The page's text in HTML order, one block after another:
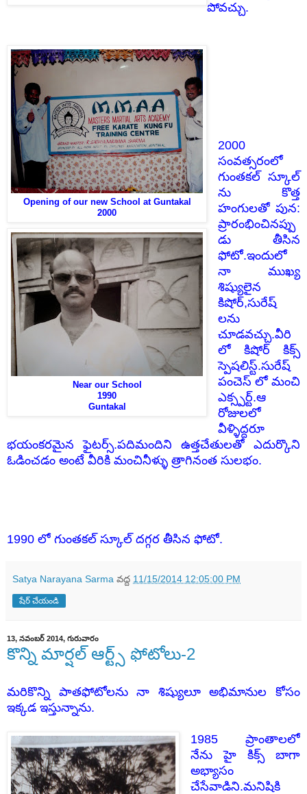
పోవచ్చు.
Opening of our new School at Guntakal
2000
Near our School
1990
Guntakal
2000
సంవత్సరంలో
గుంతకల్ స్కూల్
ను కొత్త
హంగులతో పున:
ప్రారంభించినప్పు
డు తీసిన
ఫోటో.ఇందులో
నా ముఖ్య
శిష్యులైన
కిషోర్,సురేష్
లను
చూడవచ్చు.వీరి
లో కిషోర్ కిక్స్
స్పెషలిస్ట్.సురేష్
పంచెస్ లో మంచి
ఎక్స్పర్ట్.ఆ
రోజులలో
వీళ్ళిద్దరూ
భయంకరమైన ఫైటర్స్.పదిమందిని ఉత్తచేతులతో ఎదుర్కొని
ఓడించడం అంటే వీరికి మంచినీళ్ళు త్రాగినంత సులభం.
1990 లో గుంతకల్ స్కూల్ దగ్గర తీసిన ఫోటో.
Satya Narayana Sarma వద్ద 11/15/2014 12:05:00 PM
షేర్ చేయండి
13, నవంబర్ 2014, గురువారం
కొన్ని మార్షల్ ఆర్ట్స్ ఫోటోలు-2
మరికొన్ని పాతఫోటోలను నా శిష్యులూ అభిమానుల కోసం
ఇక్కడ ఇస్తున్నాను.
1985 ప్రాంతాలలో
నేను హై కిక్స్ బాగా
అభ్యాసం
చేసేవాడిని.మనిషికి